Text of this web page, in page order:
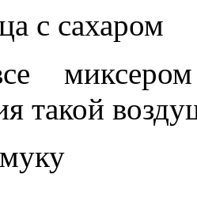
такой